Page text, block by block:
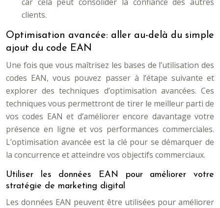
clients.
Optimisation avancée: aller au-delà du simple
ajout du code EAN
Une fois que vous maîtrisez les bases de l’utilisation des
codes EAN, vous pouvez passer à l’étape suivante et
explorer des techniques d’optimisation avancées. Ces
techniques vous permettront de tirer le meilleur parti de
vos codes EAN et d’améliorer encore davantage votre
présence en ligne et vos performances commerciales.
L’optimisation avancée est la clé pour se démarquer de
la concurrence et atteindre vos objectifs commerciaux.
Utiliser les données EAN pour améliorer votre
stratégie de marketing digital
Les données EAN peuvent être utilisées pour améliorer